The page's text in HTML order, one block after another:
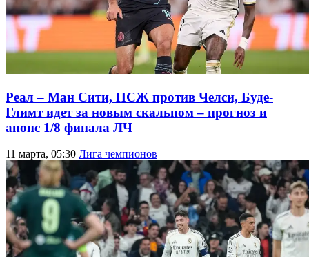
Реал – Ман Сити, ПСЖ против Челси, Буде-
Глимт идет за новым скальпом – прогноз и
анонс 1/8 финала ЛЧ
11 марта, 05:30 Лига чемпионов